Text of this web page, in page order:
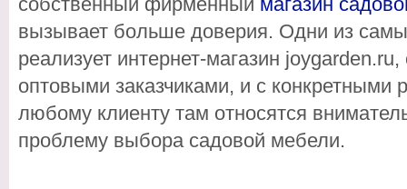
вызывает больше доверия. Одни из
реализует интернет-магазин
оптовыми заказчиками, и с конкретными
любому клиенту там относятся
проблему выбора садовой мебели.